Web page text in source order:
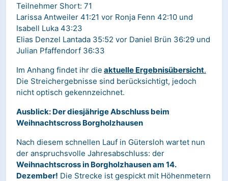
Teilnehmer Short: 71
Larissa Antweiler 41:21 vor Ronja Fenn 42:10 und
Isabell Luka 43:23
Elias Denzel Lantada 35:52 vor Daniel Brün 36:29 und
Julian Pfaffendorf 36:33
Im Anhang findet ihr die aktuelle Ergebnisübersicht.
Die Streichergebnisse sind berücksichtigt, jedoch
nicht optisch gekennzeichnet.
Ausblick: Der diesjährige Abschluss beim
Weihnachtscross Borgholzhausen
Nach diesem schnellen Lauf in Gütersloh wartet nun
der anspruchsvolle Jahresabschluss: der
Weihnachtscross in Borgholzhausen am 14.
Dezember! Die Strecke ist gespickt mit Höhenmetern